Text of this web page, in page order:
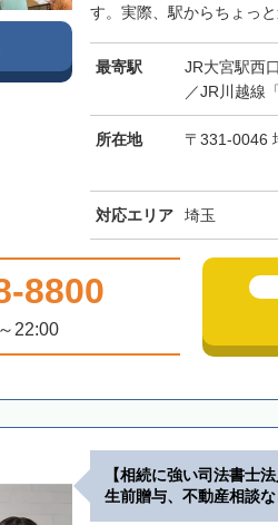
す。実際、駅からちょっ
最寄駅
JR大宮駅西
／JR川越線
所在地 〒331-0046
対応エリア 埼玉
8800
22:00
【相続に強い司法書士
生前贈与、不動産相談